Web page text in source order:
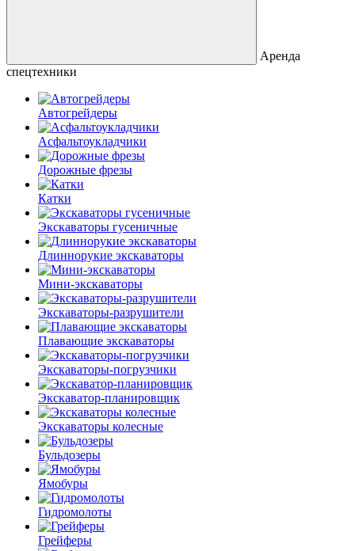
Аренда
спецтехники
Автогрейдеры
Асфальто­укладчики
Дорожные фрезы
Катки
Экскаваторы гусеничные
Длиннорукие экскаваторы
Мини-экскаваторы
Экскаваторы-разрушители
Плавающие экскаваторы
Экскаваторы-погрузчики
Экскаватор-планировщик
Экскаваторы колесные
Бульдозеры
Ямобуры
Гидромолоты
Грейферы